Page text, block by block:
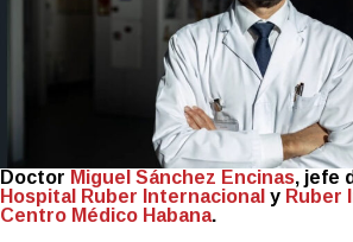
Doctor Miguel Sánchez Encinas, jefe
Hospital Ruber Internacional y Ruber
Centro Médico Habana.